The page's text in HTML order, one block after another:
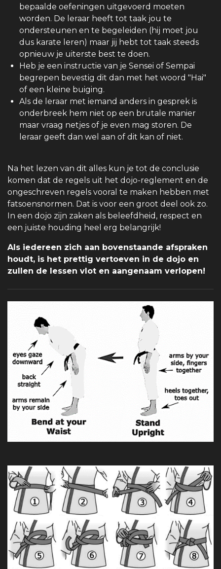
bepaalde oefeningen uitgevoerd moeten
worden. De leraar heeft tot taak jou te
ondersteunen en te begeleiden (hij moet jou
dus karate leren) maar jij hebt tot taak steeds
opnieuw je uiterste best te doen.
Heb je een instructie van je Sensei of Sempai
begrepen bevestig dit dan met het woord "Hai"
of een kleine buiging.
Als de leraar met iemand anders in gesprek is
onderbreek hem niet op een brutale manier
maar vraag netjes of je even mag storen. De
leraar geeft dan wel aan of dit kan of niet.
Na het lezen van dit alles kun je tot de conclusie
komen dat de regels uit het dojo-reglement en de
ongeschreven regels vooral te maken hebben met
fatsoensnormen. Dat is voor een groot deel ook zo.
In een dojo zijn zaken als beleefdheid, respect en
een juiste houding heel erg belangrijk!
Als iedereen zich aan bovenstaande afspraken
houdt, is het prettig vertoeven in de dojo en
zullen de lessen vlot en aangenaam verlopen!